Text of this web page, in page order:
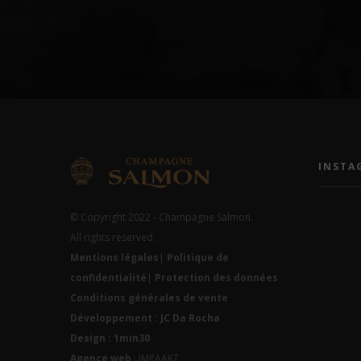
© Copyright 2022 - Champagne Salmon.
All rights reserved.
Mentions légales | Politique de
confidentialité | Protection des données
Conditions générales de vente
Développement : JC Da Rocha
Design : 1min30
Agence web : IMPAAKT